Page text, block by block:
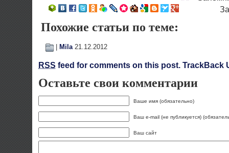
Похожие статьи по теме:
Mila21.12.2012
RSS feed for comments on this post. TrackBack
Оставьте свои комментарии
Ваше имя (обязательно)
Ваш e-mail (не публикуется)
Ваш сайт